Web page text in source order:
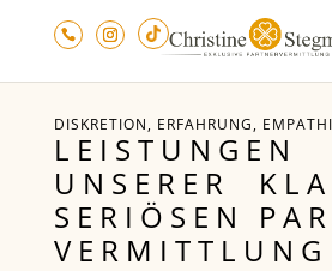
DISKRETION, ERFAHRUNG,
LEISTUNGEN
UNSERER
SERIÖSEN
VERMITTLUNG